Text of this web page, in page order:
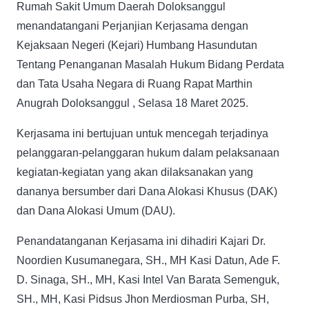
Rumah Sakit Umum Daerah Doloksanggul
menandatangani Perjanjian Kerjasama dengan
Kejaksaan Negeri (Kejari) Humbang Hasundutan
Tentang Penanganan Masalah Hukum Bidang Perdata
dan Tata Usaha Negara di Ruang Rapat Marthin
Anugrah Doloksanggul , Selasa 18 Maret 2025.
Kerjasama ini bertujuan untuk mencegah terjadinya
pelanggaran-pelanggaran hukum dalam pelaksanaan
kegiatan-kegiatan yang akan dilaksanakan yang
dananya bersumber dari Dana Alokasi Khusus (DAK)
dan Dana Alokasi Umum (DAU).
Penandatanganan Kerjasama ini dihadiri Kajari Dr.
Noordien Kusumanegara, SH., MH Kasi Datun, Ade F.
D. Sinaga, SH., MH, Kasi Intel Van Barata Semenguk,
SH., MH, Kasi Pidsus Jhon Merdiosman Purba, SH,